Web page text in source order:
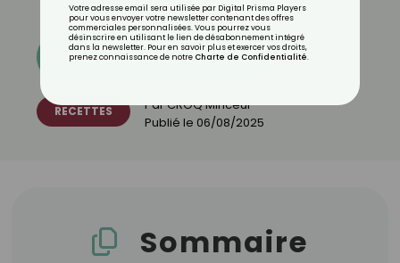
Découvrez les 11 menus CROQ
RECETTES ParCROQ Minceur
Publié le 06/08/2025
Sommaire
Votre adresse email sera utilisée par Digital Prisma Players
pour vous envoyer votre newsletter contenant des offres
commerciales personnalisées. Vous pourrez vous
désinscrire en utilisant le lien de désabonnement intégré
dans la newsletter. Pour en savoir plus et exercer vos droits,
prenez connaissance de notre Charte de Confidentialité.